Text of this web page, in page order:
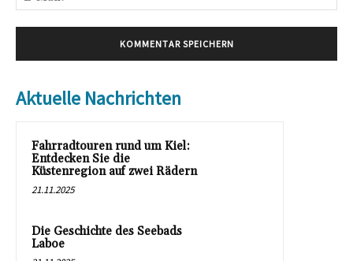
Aktuelle Nachrichten
Fahrradtouren rund um Kiel:
Entdecken Sie die
Küstenregion auf zwei Rädern
21.11.2025
Die Geschichte des Seebads
Laboe